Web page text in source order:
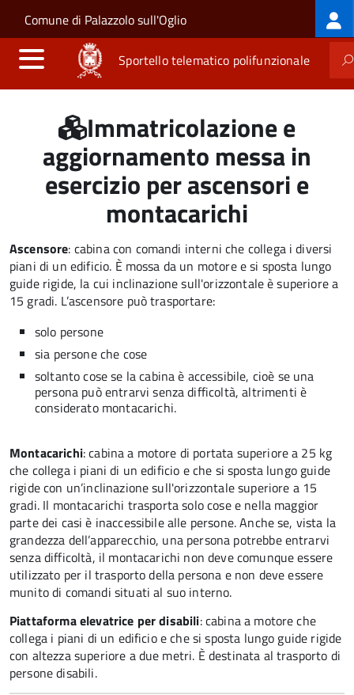
Salta al contenuto principale
Skip to site navigation
Comune di Palazzolo sull'Oglio
Sportello telematico polifunzionale
Immatricolazione e
aggiornamento messa in
esercizio per ascensori e
montacarichi
Ascensore: cabina con comandi interni che collega i diversi
piani di un edificio. È mossa da un motore e si sposta lungo
guide rigide, la cui inclinazione sull'orizzontale è superiore a
15 gradi. L’ascensore può trasportare:
solo persone
sia persone che cose
soltanto cose se la cabina è accessibile, cioè se una
persona può entrarvi senza difficoltà, altrimenti è
considerato montacarichi.
Montacarichi: cabina a motore di portata superiore a 25 kg
che collega i piani di un edificio e che si sposta lungo guide
rigide con un’inclinazione sull'orizzontale superiore a 15
gradi. Il montacarichi trasporta solo cose e nella maggior
parte dei casi è inaccessibile alle persone. Anche se, vista la
grandezza dell’apparecchio, una persona potrebbe entrarvi
senza difficoltà, il montacarichi non deve comunque essere
utilizzato per il trasporto della persona e non deve essere
munito di comandi situati al suo interno.
Piattaforma elevatrice per disabili: cabina a motore che
collega i piani di un edificio e che si sposta lungo guide rigide
con altezza superiore a due metri. È destinata al trasporto di
persone disabili.